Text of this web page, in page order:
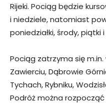
Rijeki. Pociąg będzie
i niedziele, natomiast
poniedziałki, środy, piątki
Pociąg zatrzyma się m.in.
Zawierciu, Dąbrowie
Tychach, Rybniku,
Podróż można